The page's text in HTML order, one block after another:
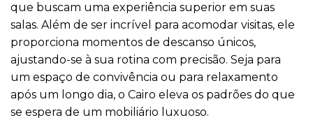
que buscam uma experiência superior em suas
salas. Além de ser incrível para acomodar visitas, ele
proporciona momentos de descanso únicos,
ajustando-se à sua rotina com precisão. Seja para
um espaço de convivência ou para relaxamento
após um longo dia, o Cairo eleva os padrões do que
se espera de um mobiliário luxuoso.